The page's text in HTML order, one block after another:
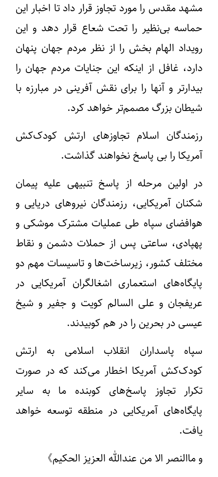
مشهد مقدس را مورد تجاوز قرار داد تا اخبار این
حماسه بی‌نظیر را تحت شعاع قرار دهد و این
رویداد الهام بخش را از نظر مردم جهان پنهان
دارد، غافل از اینکه این جنایات مردم جهان را
بیدارتر و آنها را برای نقش آفرینی در مبارزه‌ با
شیطان بزرگ مصمم‌تر خواهد کرد.
رزمندگان اسلام تجاوزهای ارتش کودک‌کش
آمریکا را بی پاسخ نخواهند گذاشت.
در اولین مرحله از پاسخ تنبیهی علیه پیمان
شکنان آمریکایی، رزمندگان نیروهای دریایی و
هوافضای سپاه طی عملیات مشترک موشکی و
پهپادی، ساعتی پس از حملات دشمن و نقاط
مختلف کشور، زیرساخت‌ها و تاسیسات مهم دو
پایگاه‌های استعماری اشغالگران آمریکایی در
عریفجان و علی السالم کویت و جفیر و شیخ
عیسی در بحرین را در هم کوبیدند.
سپاه پاسداران انقلاب اسلامی به ارتش
کودک‌کش آمریکا اخطار می‌کند که در صورت
تکرار تجاوز پاسخ‌های کوبنده ما به سایر
پایگاه‌های آمریکایی در منطقه توسعه خواهد
یافت.
و ماالنصر الا من عندالله العزیز الحکیم》